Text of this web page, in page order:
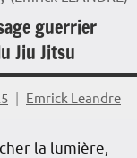
guerrier
Jiu Jitsu
Emrick Leandre
la lumière,